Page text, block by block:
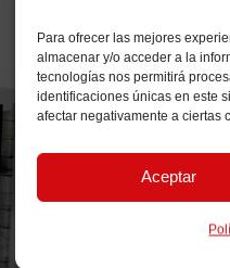
Para ofrecer las mejores
almacenar y/o acceder a la
tecnologías nos permitirá
identificaciones únicas en este
afectar negativamente a ciertas
Aceptar